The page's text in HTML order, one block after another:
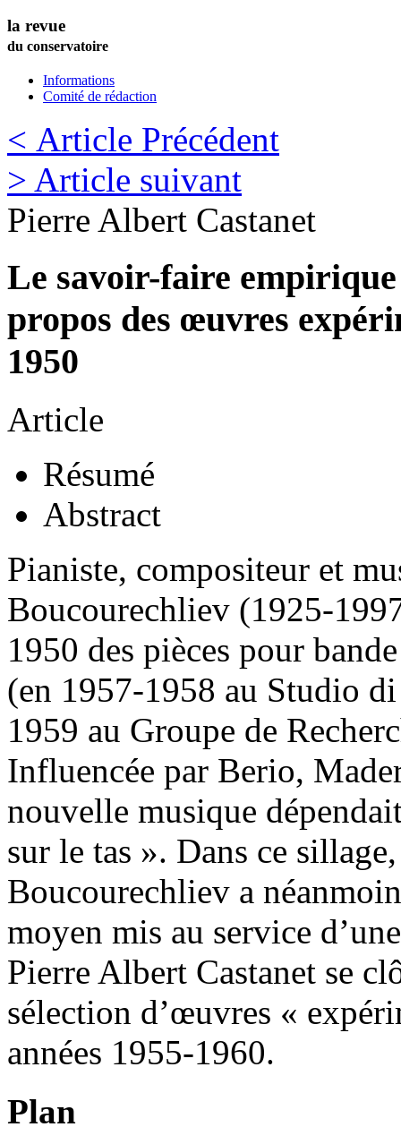
la revue
du conservatoire
Informations
Comité de rédaction
< Article Précédent
> Article suivant
Pierre Albert Castanet
Le savoir-faire
propos des œuvres
1950
Article
Résumé
Abstract
Pianiste, compositeur et
Boucourechliev (1925-
1950 des pièces pour
(en 1957-1958 au Studio
1959 au Groupe de
Influencée par Berio,
nouvelle musique
sur le tas ». Dans ce
Boucourechliev a
moyen mis au service
Pierre Albert Castanet se
sélection d’œuvres «
années 1955-1960.
Plan